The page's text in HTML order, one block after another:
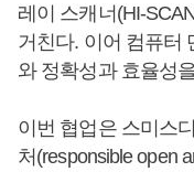
레이 스캐너(HI-
거친다. 이어 컴퓨터
와 정확성과 효율성
이번 협업은 스미스
처(responsible open